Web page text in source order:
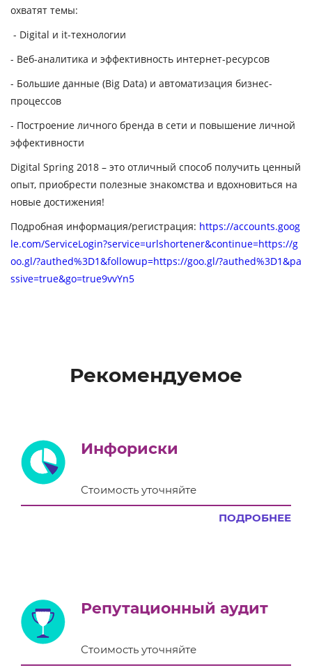
охватят темы:
- Digital и it-технологии
- Веб-аналитика и эффективность интернет-ресурсов
- Большие данные (Big Data) и автоматизация бизнес-
процессов
- Построение личного бренда в сети и повышение личной
эффективности
Digital Spring 2018 – это отличный способ получить ценный
опыт, приобрести полезные знакомства и вдохновиться на
новые достижения!
Подробная информация/регистрация: https://accounts.goog
le.com/ServiceLogin?service=urlshortener&continue=https://g
oo.gl/?authed%3D1&followup=https://goo.gl/?authed%3D1&pa
ssive=true&go=true9vvYn5
Рекомендуемое
Инфориски
Стоимость уточняйте
ПОДРОБНЕЕ
Репутационный аудит
Стоимость уточняйте